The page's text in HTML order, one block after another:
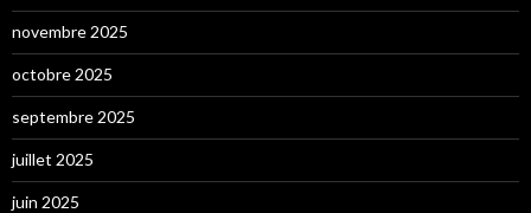
novembre 2025
octobre 2025
septembre 2025
juillet 2025
juin 2025